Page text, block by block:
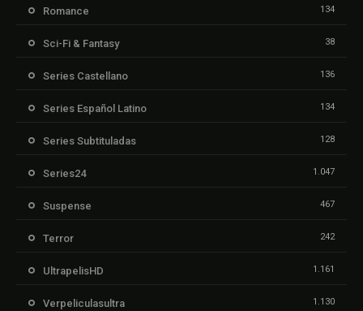
Romance 134
Sci-Fi & Fantasy 38
Series Castellano 136
Series Español Latino 134
Series Subtituladas 128
Series24 1.047
Suspense 467
Terror 242
UltrapelisHD 1.161
Verpeliculasultra 1.130